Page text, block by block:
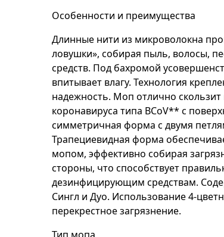
Особенности и преимущества
Длинные нити из микроволокна
ловушки», собирая пыль, волосы,
средств. Под бахромой
впитывает влагу. Технология
надежность. Моп отлично скользит
коронавируса типа BCoV** с
симметричная форма с двумя
Трапециевидная форма
мопом, эффективно собирая
стороны, что способствует
дезинфицирующим средствам.
Сингл и Дуо. Использование 4-
перекрестное загрязнение.